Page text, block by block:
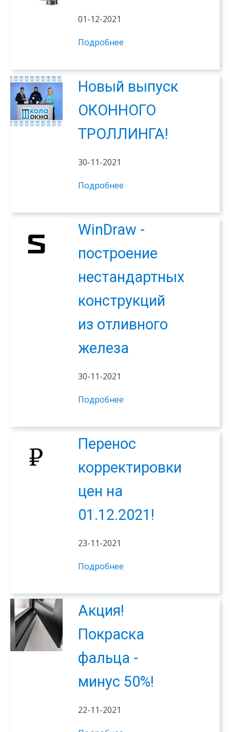
01-12-2021
Подробнее
Новый выпуск
ОКОННОГО
ТРОЛЛИНГА!
30-11-2021
Подробнее
WinDraw -
построение
нестандартных
конструкций
из отливного
железа
30-11-2021
Подробнее
Перенос
корректировки
цен на
01.12.2021!
23-11-2021
Подробнее
Акция!
Покраска
фальца -
минус 50%!
22-11-2021